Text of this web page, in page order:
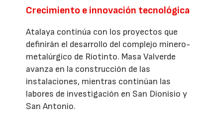
Crecimiento e innovación tecnológica
Atalaya continúa con los proyectos que
definirán el desarrollo del complejo minero-
metalúrgico de Riotinto. Masa Valverde
avanza en la construcción de las
instalaciones, mientras continúan las
labores de investigación en San Dionisio y
San Antonio.